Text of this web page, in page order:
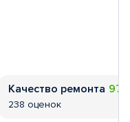
Качество ремонта
238 оценок